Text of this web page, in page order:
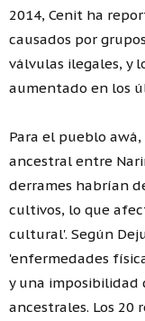
2014, Cenit ha
causados por
válvulas ilegales, y
aumentado en los
Para el pueblo
ancestral entre
derrames habrían
cultivos, lo que
cultural'. Según
'enfermedades
y una imposibilidad
ancestrales. Los 20